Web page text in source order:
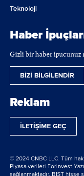
Teknoloji
Haber
Gizli bir haber ipucunuz
BİZİ BİLGİLENDİR
Reklam
İLETİŞİME GEÇ
© 2024 CNBC LLC. Tüm
Piyasa verileri Forinvest
sağlanmaktadır. BIST